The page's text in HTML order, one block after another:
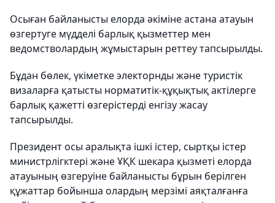
Осыған байланысты елорда әкіміне астана атауын
өзгертуге мүдделі барлық қызметтер мен
ведомстволардың жұмыстарын реттеу тапсырылды.
Бұдан бөлек, үкіметке электорнды және туристік
визаларға қатысты норматитік-құқықтық актілерге
барлық қажетті өзгерістерді енгізу жасау
тапсырылды.
Президент осы аралықта ішкі істер, сыртқы істер
министрлігктері және ҰҚК шекара қызметі елорда
атауының өзгеруіне байланысты бұрын берілген
құжаттар бойынша олардың мерзімі аяқталғанға